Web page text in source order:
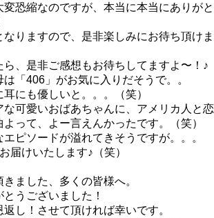
変恐縮なのですが、本当に本当にありがと
りますので、是非楽しみにお待ち頂けま
ら、是非ご感想もお待ちしてますよ〜！♪
「406」がお気に入りだそうで。。
にも優しいと。。。（笑）
可愛いおばあちゃんに、アメリカ人と恋
って、よー言えんかったです。（笑）
ピソードが溢れてきそうですが。。。
届けいたします♪（笑）
ました、多くの皆様へ。
うございました！
し！させて頂ければ幸いです。